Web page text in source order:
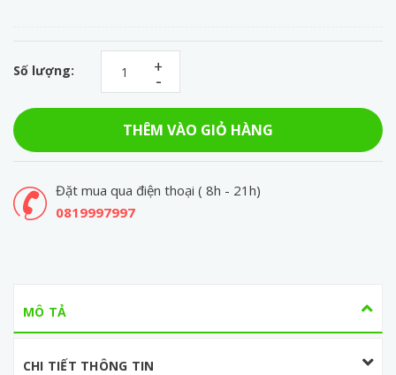
Số lượng: -
+
THÊM VÀO GIỎ HÀNG
Đặt mua qua điện thoại ( 8h - 21h)
0819997997
MÔ TẢ
CHI TIẾT THÔNG TIN